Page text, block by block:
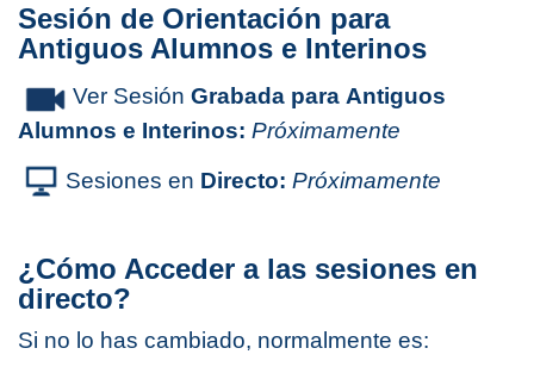
Sesión de Orientación para
Antiguos Alumnos e Interinos
Ver Sesión Grabada para Antiguos
Alumnos e Interinos: Próximamente
Sesiones en Directo: Próximamente
¿Cómo Acceder a las sesiones en
directo?
Si no lo has cambiado, normalmente es: